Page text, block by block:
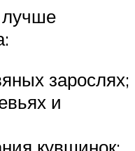
лучше
зарослях;
и
кувшинок;